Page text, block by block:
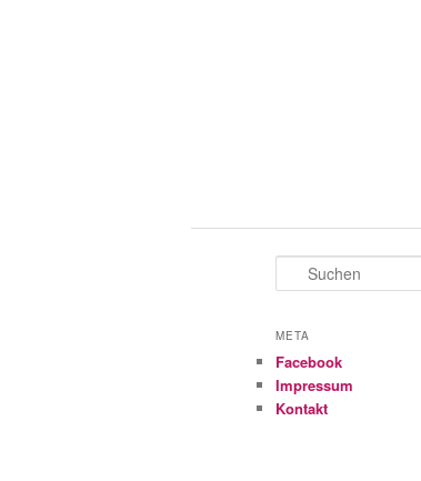
u
h
n
META
Facebook
Impressum
Kontakt